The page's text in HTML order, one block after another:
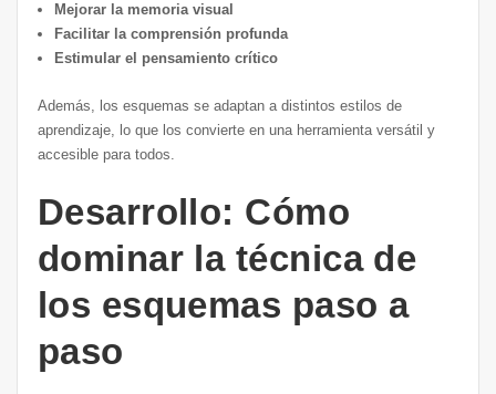
Mejorar la memoria visual
Facilitar la comprensión profunda
Estimular el pensamiento crítico
Además, los esquemas se adaptan a distintos estilos de
aprendizaje, lo que los convierte en una herramienta versátil y
accesible para todos.
Desarrollo: Cómo
dominar la técnica de
los esquemas paso a
paso